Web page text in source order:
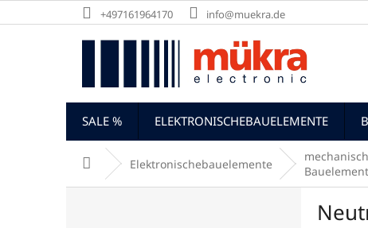
Inhalt
+497161964170 info@muekra.de
SALE % ELEKTRONISCHEBAUELEMENTE
StartseiteElektronischebauelemente